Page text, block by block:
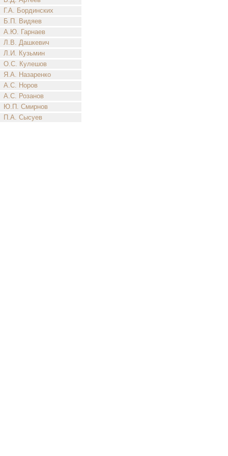
Г.А. Бординских
Б.П. Видяев
А.Ю. Гарнаев
Л.В. Дашкевич
Л.И. Кузьмин
О.С. Кулешов
Я.А. Назаренко
А.С. Норов
А.С. Розанов
Ю.П. Смирнов
П.А. Сысуев